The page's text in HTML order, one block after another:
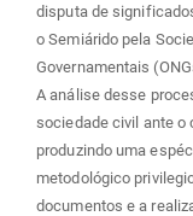
disputa de
o Semiárido pela
Governamentais
A análise desse
sociedade civil ante o
produzindo uma
metodológico
documentos e a